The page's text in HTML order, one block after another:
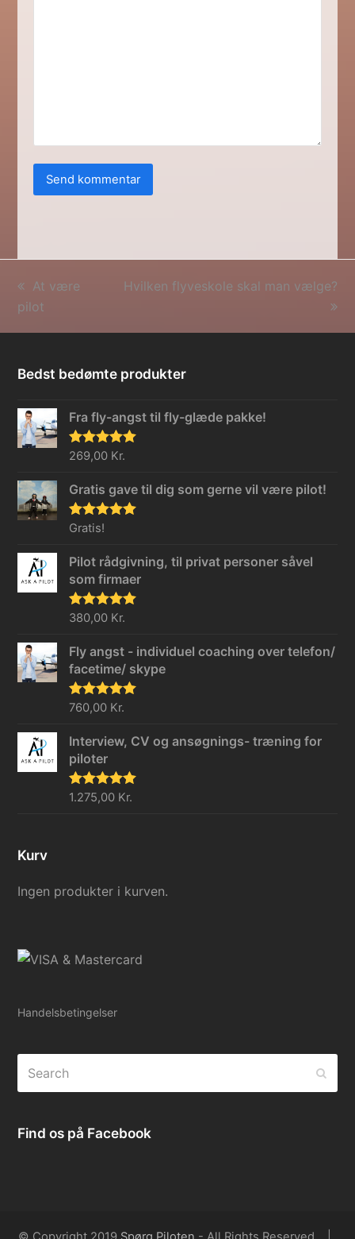
previous
post:
At være
pilot
next
Hvilken flyveskole skal man vælge?
Bedst bedømte produkter
Fra fly-angst til fly-glæde pakke!
Vurderet
269,00 Kr.
Gratis gave til dig som gerne vil være pilot!
Vurderet
Gratis!
Pilot rådgivning, til privat personer såvel
som firmaer
Vurderet
380,00 Kr.
Fly angst - individuel coaching over telefon/
facetime/ skype
Vurderet
760,00 Kr.
Interview, CV og ansøgnings- træning for
piloter
Vurderet
1.275,00 Kr.
Kurv
Ingen produkter i kurven.
Handelsbetingelser
Find os på Facebook